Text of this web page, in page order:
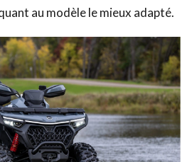
au modèle le mieux adapté.